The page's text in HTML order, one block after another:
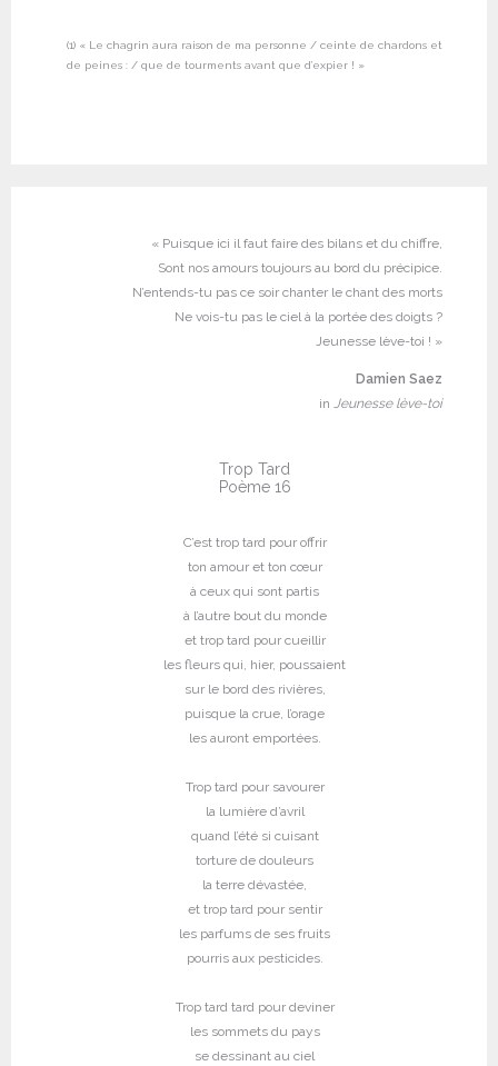
(1) « Le chagrin aura raison de ma personne / ceinte de chardons et
de peines : / que de tourments avant que d’expier ! »
« Puisque ici il faut faire des bilans et du chiffre,
Sont nos amours toujours au bord du précipice.
N’entends-tu pas ce soir chanter le chant des morts
Ne vois-tu pas le ciel à la portée des doigts ?
Jeunesse lève-toi ! »
Damien Saez
in Jeunesse lève-toi
Trop Tard
Poème 16
C’est trop tard pour offrir
ton amour et ton cœur
à ceux qui sont partis
à l’autre bout du monde
et trop tard pour cueillir
les fleurs qui, hier, poussaient
sur le bord des rivières,
puisque la crue, l’orage
les auront emportées.
Trop tard pour savourer
la lumière d’avril
quand l’été si cuisant
torture de douleurs
la terre dévastée,
et trop tard pour sentir
les parfums de ses fruits
pourris aux pesticides.
Trop tard tard pour deviner
les sommets du pays
se dessinant au ciel